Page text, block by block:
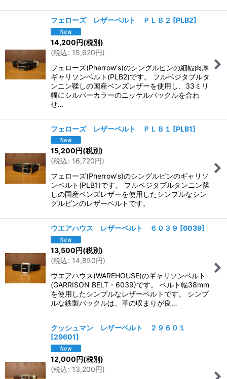
フェローズ レザーベルト ＰＬＢ２ [PLB2]
14,200円(税別)
(税込: 15,620円)
フェローズ(Pherrow's)のシングルピンの細幅肉厚
ギャリソンベルト(PLB2)です。 フルベジタブルタ
ンニン鞣しの国産ベンズレザーを使用し、33ミリ
幅にシルバーカラーのニッケルバックルを合わ
せ…
フェローズ レザーベルト ＰＬＢ１ [PLB1]
15,200円(税別)
(税込: 16,720円)
フェローズ(Pherrow's)のシングルピンのギャリソ
ンベルト(PLB1)です。 フルベジタブルタンニン鞣
しの国産ベンズレザーを使用したシンプルなシン
グルピンのレザーベルトです。
ウエアハウス レザーベルト ６０３９ [6039]
13,500円(税別)
(税込: 14,850円)
ウエアハウス(WAREHOUSE)のギャリソンベルト
(GARRISON BELT・6039)です。 ベルト幅38mm
を使用したシンプルなレザーベルトです。 シンプ
ルな鉄製バックルは、革の収まりが良…
クッシュマン レザーベルト ２９６０１
[29601]
12,000円(税別)
(税込: 13,200円)